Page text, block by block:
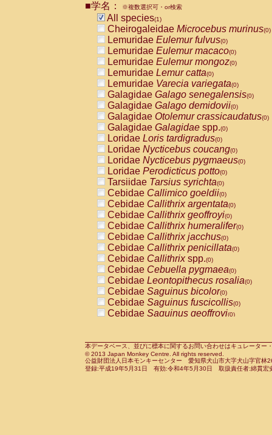
CebidaeCebus nigrivittatus
CebidaeCebus
CebidaeSaimiri boliviensis(0)
CebidaeSaimiri sciureus(0)
AtelidaeAlouatta caraya(0)
AtelidaeAlouatta fusca(0)
AtelidaeAlouatta seniculus
AtelidaeAlouattaspp.(0)
AtelidaeAteles belzebuth(0)
AtelidaeAteles geoffroyi(0)
AtelidaeAteles paniscus(0)
AtelidaeAtelesspp.(0)
Atelidae Lagothrix lagothricha
AtelidaeLagothrix lagothricha cana
PitheciidaeCacajao calvus
PitheciidaeCallicebus cupreus
PitheciidaeCallicebus donacophilus
PitheciidaeCallicebus moloch
PitheciidaeCallicebus torquatus
PitheciidaeCallicebusspp.(0)
PitheciidaeChiropotes satanas(0)
PitheciidaePithecia monachus
PitheciidaePithecia pithecia(0)
CercopithecidaeCercocebus agilis
CercopithecidaeCercocebus
CercopithecidaeCercocebus
CercopithecidaeCercocebus
CercopithecidaeCercocebus
CercopithecidaeCercocebushybrid
CercopithecidaePapio anubis(0)
CercopithecidaePapio cynocephalus
CercopithecidaePapio hamadryas(0)
■学名： ※複数選択可・or検索
All species(1)
Cheirogaleidae Microcebus murinus(0)
Lemuridae Eulemur fulvus(0)
Lemuridae Eulemur macaco(0)
Lemuridae Eulemur mongoz(0)
Lemuridae Lemur catta(0)
Lemuridae Varecia variegata(0)
Galagidae Galago senegalensis(0)
Galagidae Galago demidovii(0)
Galagidae Otolemur crassicaudatus(0)
Galagidae Galagidae spp.(0)
Loridae Loris tardigradus(0)
Loridae Nycticebus coucang(0)
Loridae Nycticebus pygmaeus(0)
Loridae Perodicticus potto(0)
Tarsiidae Tarsius syrichta(0)
Cebidae Callimico goeldii(0)
Cebidae Callithrix argentata(0)
Cebidae Callithrix geoffroyi(0)
Cebidae Callithrix humeralifer(0)
Cebidae Callithrix jacchus(0)
Cebidae Callithrix penicillata(0)
Cebidae Callithrixspp.(0)
Cebidae Cebuella pygmaea(0)
Cebidae Leontopithecus rosalia(0)
Cebidae Saguinus bicolor(0)
Cebidae Saguinus fuscicollis(0)
Cebidae Saguinus geoffroyi(0)
CebidaeSaguinus leucopus(0)
CebidaeSaguinus midas(0)
Cebidae Saguinus mystax(0)
本データベース、並びに標本に関するお問い合わせはキュレータ
© 2013 Japan Monkey Centre. All rights reserved.
公益財団法人日本モンキーセンター 愛知県犬山市大字犬山字官
登録:平成19年5月31日 有効:令和4年5月30日 取扱責任者:綿貫宏